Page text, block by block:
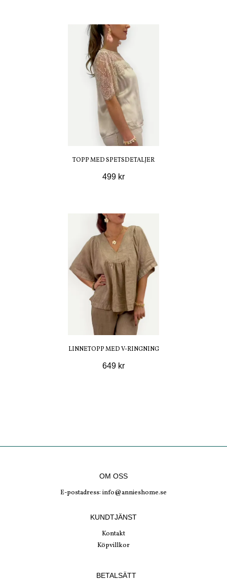
TOPP MED SPETSDETALJER
499 kr
LINNETOPP MED V-RINGNING
649 kr
OM OSS
E-postadress: info@annieshome.se
KUNDTJÄNST
Kontakt
Köpvillkor
BETALSÄTT